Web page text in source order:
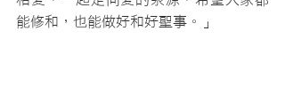
能修和，也能做好和好聖事。」